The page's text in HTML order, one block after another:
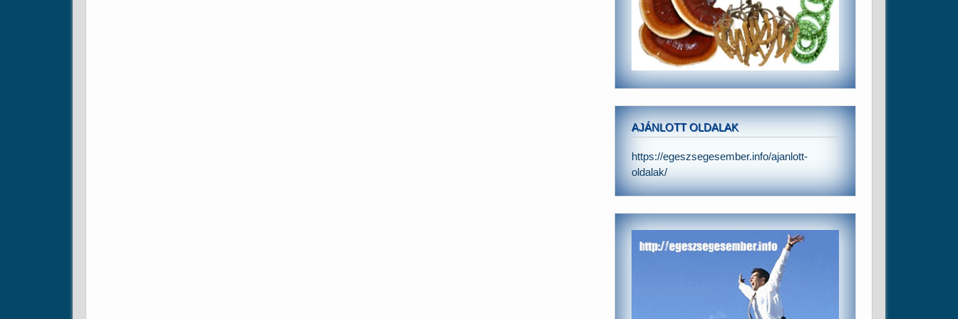
AJÁNLOTT OLDALAK
https://egeszsegesember.info/ajanlott-
oldalak/